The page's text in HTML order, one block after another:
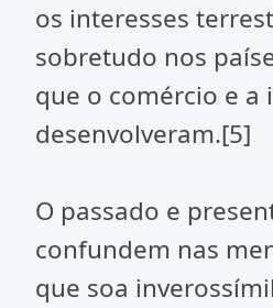
os interesses
sobretudo nos
que o comércio e a
desenvolveram.[5]
O passado e
confundem nas
que soa